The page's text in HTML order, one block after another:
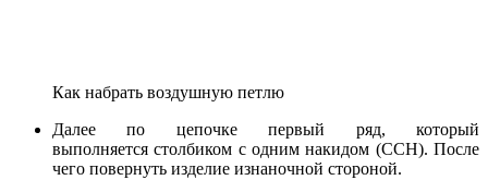
Как набрать воздушную петлю
Далее по цепочке первый ряд, который
выполняется столбиком с одним накидом (ССН). После
чего повернуть изделие изнаночной стороной.